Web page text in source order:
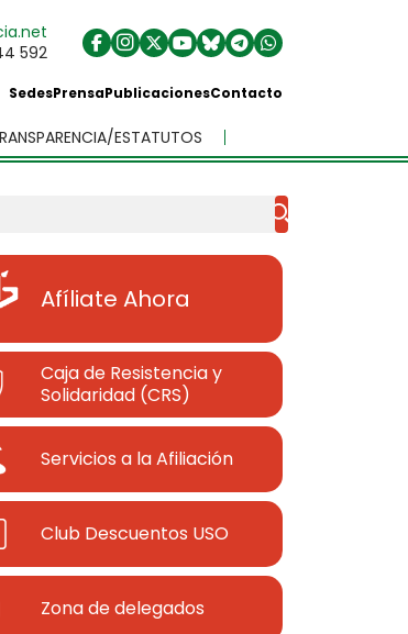
592
SedesPrensaPublicacionesContacto
ESTATUTOS
Afíliate Ahora
Caja de Resistencia y
Solidaridad (CRS)
Servicios a la Afiliación
Club Descuentos USO
Zona de delegados